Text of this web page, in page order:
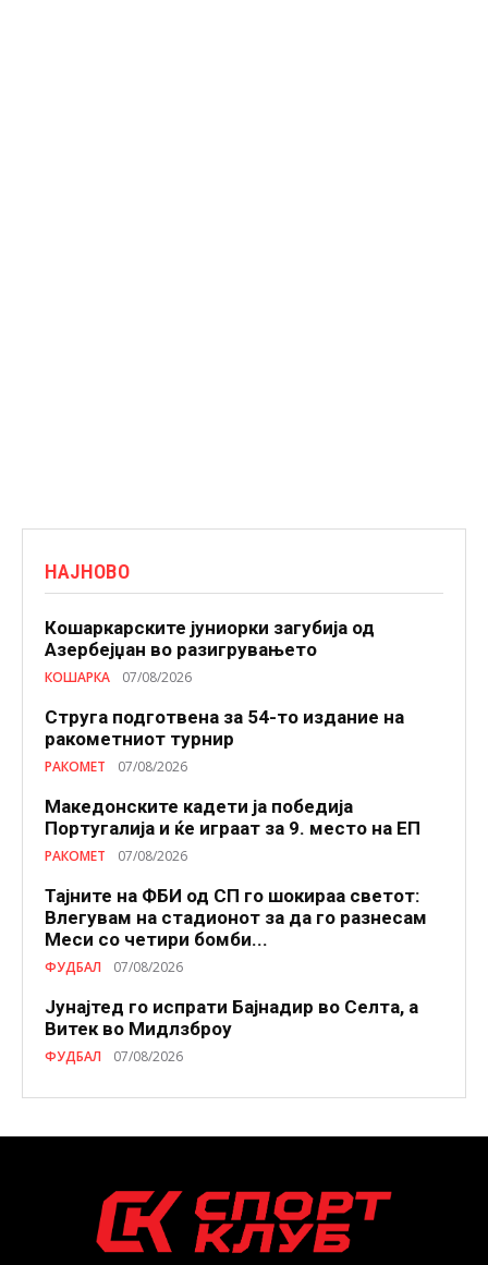
НАЈНОВО
Кошаркарските јуниорки загубија од
Азербејџан во разигрувањето
КОШАРКА 07/08/2026
Струга подготвена за 54-то издание на
ракометниот турнир
РАКОМЕТ 07/08/2026
Македонските кадети ја победија
Португалија и ќе играат за 9. место на ЕП
РАКОМЕТ 07/08/2026
Тајните на ФБИ од СП го шокираа светот:
Влегувам на стадионот за да го разнесам
Меси со четири бомби...
ФУДБАЛ 07/08/2026
Јунајтед го испрати Бајнадир во Селта, а
Витек во Мидлзброу
ФУДБАЛ 07/08/2026